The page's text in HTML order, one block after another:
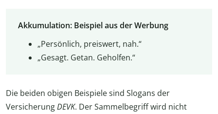
Akkumulation: Beispiel aus der Werbung
„Persönlich, preiswert, nah.“
„Gesagt. Getan. Geholfen.“
Die beiden obigen Beispiele sind Slogans der
VersicherungDEVK. Der Sammelbegriff wird nicht